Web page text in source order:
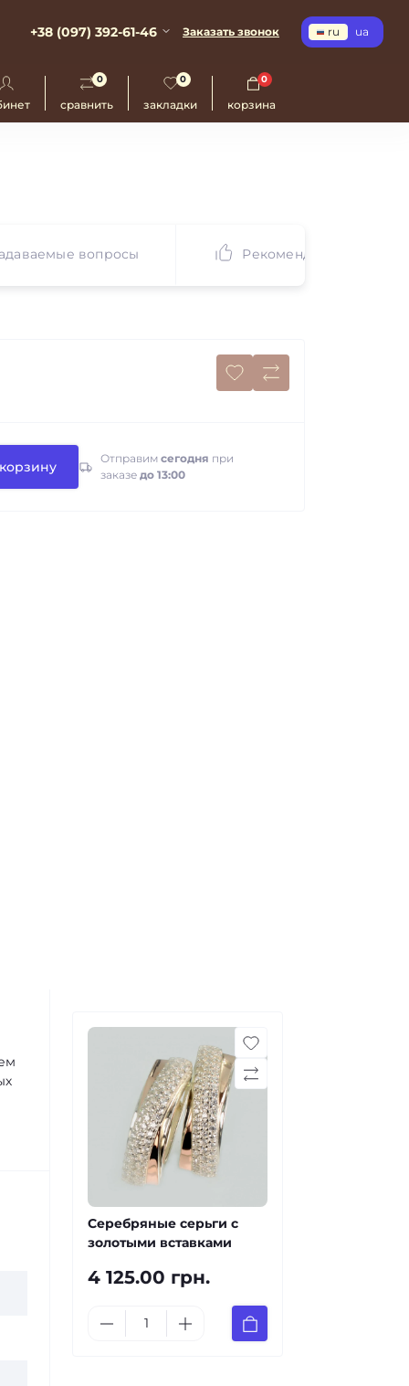
+38 (097) 392-61-46 Заказать звонок ru ua
сравнить
0
закладки
0
корзина
0
вопросы Рекомендуем
Отправим сегодня при
заказе до 13:00
Серебряные серьги с
золотыми вставками
4 125.00 грн.